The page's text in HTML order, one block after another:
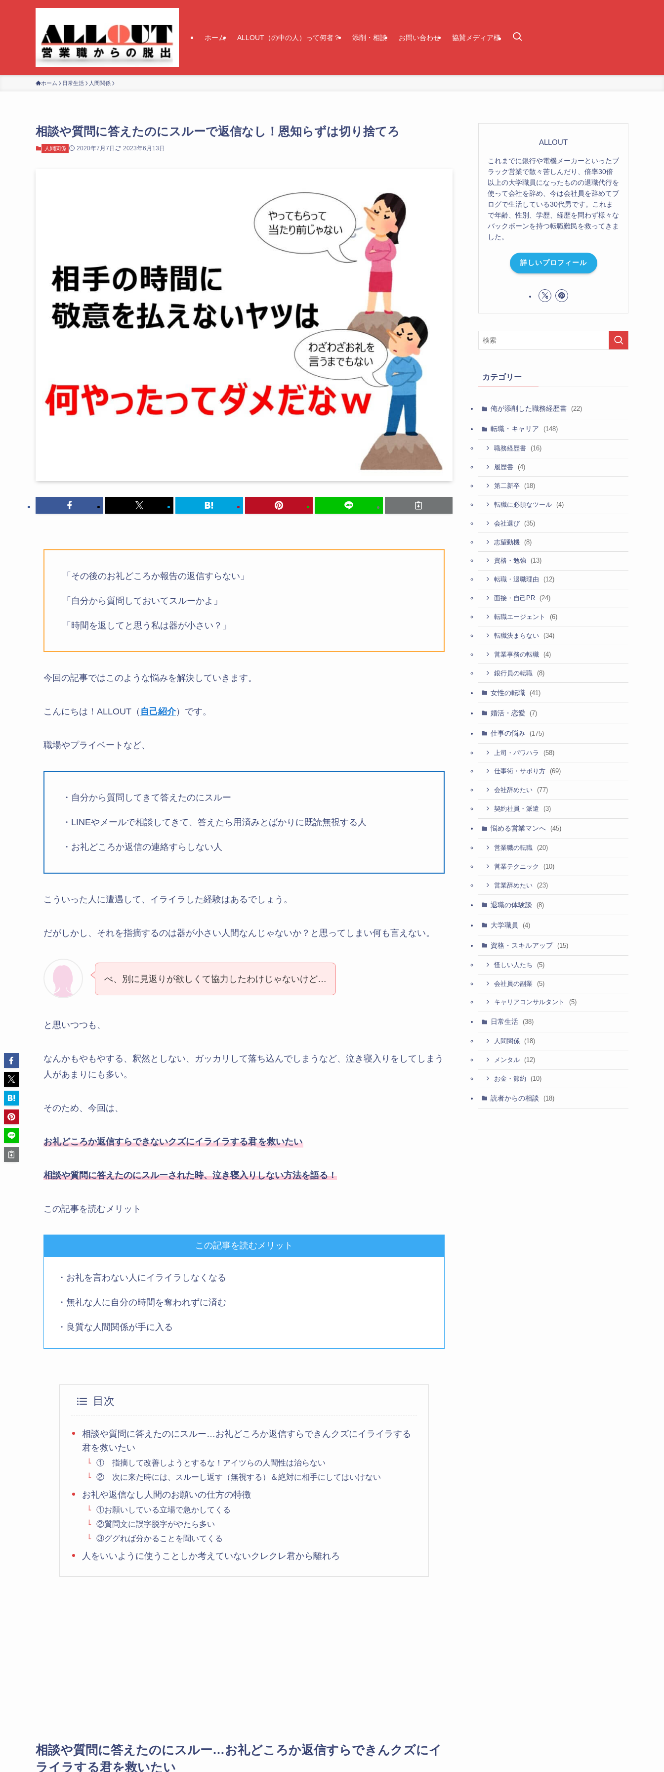
ホーム ALLOUT（の中の人）って何者？ 添削・相談 お問い合わせ 協賛メディア様
ホーム 日常生活 人間関係
相談や質問に答えたのにスルーで返信なし！恩知らずは切り捨てろ
人間関係 2020年7月7日 2023年6月13日
「その後のお礼どころか報告の返信すらない」
「自分から質問しておいてスルーかよ」
「時間を返してと思う私は器が小さい？」
今回の記事ではこのような悩みを解決していきます。
こんにちは！ALLOUT（ 自己紹介）です。
職場やプライベートなど、
・自分から質問してきて答えたのにスルー
・LINEやメールで相談してきて、答えたら用済みとばかりに既読無視する人
・お礼どころか返信の連絡すらしない人
こういった人に遭遇して、イライラした経験はあるでしょう。
だがしかし、それを指摘するのは器が小さい人間なんじゃないか？と思ってしまい何も言えない。
べ、別に見返りが欲しくて協力したわけじゃないけど…
と思いつつも、
なんかもやもやする、釈然としない、ガッカリして落ち込んでしまうなど、泣き寝入りをしてしまう
人があまりにも多い。
そのため、今回は、
お礼どころか返信すらできないクズにイライラする君を救いたい
相談や質問に答えたのにスルーされた時、泣き寝入りしない方法を語る！
この記事を読むメリット
この記事を読むメリット
・お礼を言わない人にイライラしなくなる
・無礼な人に自分の時間を奪われずに済む
・良質な人間関係が手に入る
目次
相談や質問に答えたのにスルー…お礼どころか返信すらできんクズにイライラする
君を救いたい
① 指摘して改善しようとするな！アイツらの人間性は治らない
② 次に来た時には、スルーし返す（無視する）＆絶対に相手にしてはいけない
お礼や返信なし人間のお願いの仕方の特徴
①お願いしている立場で急かしてくる
②質問文に誤字脱字がやたら多い
③ググれば分かることを聞いてくる
人をいいように使うことしか考えていないクレクレ君から離れろ
相談や質問に答えたのにスルー…お礼どころか返信すらできんクズにイ
ライラする君を救いたい
ALLOUT
これまでに銀行や電機メーカーといったブ
ラック営業で散々苦しんだり、倍率30倍
以上の大学職員になったものの退職代行を
使って会社を辞め、今は会社員を辞めてブ
ログで生活している30代男です。これま
で年齢、性別、学歴、経歴を問わず様々な
バックボーンを持つ転職難民を救ってきま
した。
詳しいプロフィール
カテゴリー
俺が添削した職務経歴書 (22)
転職・キャリア (148)
職務経歴書 (16)
履歴書 (4)
第二新卒 (18)
転職に必須なツール (4)
会社選び (35)
志望動機 (8)
資格・勉強 (13)
転職・退職理由 (12)
面接・自己PR (24)
転職エージェント (6)
転職決まらない (34)
営業事務の転職 (4)
銀行員の転職 (8)
女性の転職 (41)
婚活・恋愛 (7)
仕事の悩み (175)
上司・パワハラ (58)
仕事術・サボり方 (69)
会社辞めたい (77)
契約社員・派遣 (3)
悩める営業マンへ (45)
営業職の転職 (20)
営業テクニック (10)
営業辞めたい (23)
退職の体験談 (8)
大学職員 (4)
資格・スキルアップ (15)
怪しい人たち (5)
会社員の副業 (5)
キャリアコンサルタント (5)
日常生活 (38)
人間関係 (18)
メンタル (12)
お金・節約 (10)
読者からの相談 (18)